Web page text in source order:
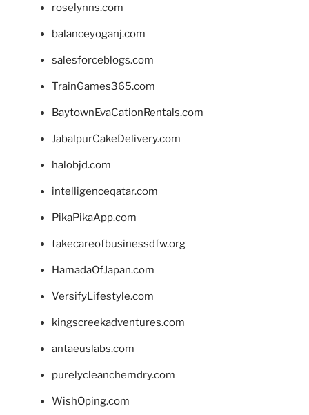
roselynns.com
balanceyoganj.com
salesforceblogs.com
TrainGames365.com
BaytownEvaCationRentals.com
JabalpurCakeDelivery.com
halobjd.com
intelligenceqatar.com
PikaPikaApp.com
takecareofbusinessdfw.org
HamadaOfJapan.com
VersifyLifestyle.com
kingscreekadventures.com
antaeuslabs.com
purelycleanchemdry.com
WishOping.com